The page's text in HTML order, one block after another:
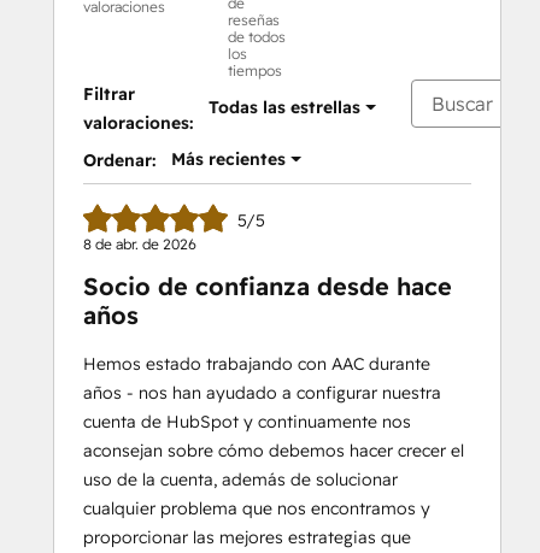
valoraciones
reseñas
de todos
los
tiempos
Filtrar
valoraciones:
Todas las estrellas
Ordenar: Más recientes
5/5
8 de abr. de 2026
Socio de confianza desde hace
años
Hemos estado trabajando con AAC durante
años - nos han ayudado a configurar nuestra
cuenta de HubSpot y continuamente nos
aconsejan sobre cómo debemos hacer crecer el
uso de la cuenta, además de solucionar
cualquier problema que nos encontramos y
proporcionar las mejores estrategias que